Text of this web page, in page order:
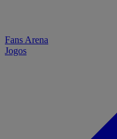
Fans Arena
Jogos